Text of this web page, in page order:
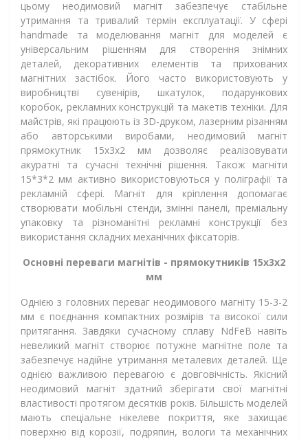
цьому неодимовий магніт забезпечує стабільне
утримання та тривалий термін експлуатації. У сфері
handmade та моделювання магніт для моделей є
універсальним рішенням для створення знімних
деталей, декоративних елементів та прихованих
магнітних застібок. Його часто використовують у
виробництві сувенірів, шкатулок, подарункових
коробок, рекламних конструкцій та макетів техніки. Для
майстрів, які працюють із 3D-друком, лазерним різанням
або авторськими виробами, неодимовий магніт
прямокутник 15х3х2 мм дозволяє реалізовувати
акуратні та сучасні технічні рішення. Також магніти
15*3*2 мм активно використовуються у поліграфії та
рекламній сфері. Магніт для кріплення допомагає
створювати мобільні стенди, змінні панелі, преміальну
упаковку та різноманітні рекламні конструкції без
використання складних механічних фіксаторів.
Основні переваги магнітів - прямокутників 15х3х2
мм
Однією з головних переваг неодимового магніту 15-3-2
мм є поєднання компактних розмірів та високої сили
притягання. Завдяки сучасному сплаву NdFeB навіть
невеликий магніт створює потужне магнітне поле та
забезпечує надійне утримання металевих деталей. Ще
однією важливою перевагою є довговічність. Якісний
неодимовий магніт здатний зберігати свої магнітні
властивості протягом десятків років. Більшість моделей
мають спеціальне нікелеве покриття, яке захищає
поверхню від корозії, подряпин, вологи та механічних